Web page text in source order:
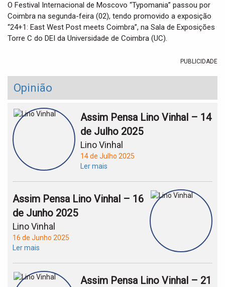
O Festival Internacional de Moscovo “Typomania” passou por
Coimbra na segunda-feira (02), tendo promovido a exposição
“24+1: East West Post meets Coimbra”, na Sala de Exposições
Torre C do DEI da Universidade de Coimbra (UC).
PUBLICIDADE
Opinião
Assim Pensa Lino Vinhal – 14
de Julho 2025
Lino Vinhal
14 de Julho 2025
Ler mais
Assim Pensa Lino Vinhal – 16
de Junho 2025
Lino Vinhal
16 de Junho 2025
Ler mais
Assim Pensa Lino Vinhal – 21